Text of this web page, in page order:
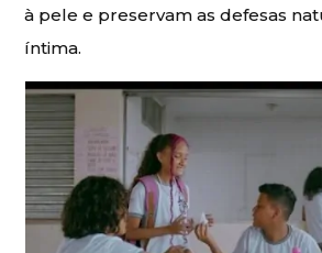
à pele e preservam as defesas
íntima.